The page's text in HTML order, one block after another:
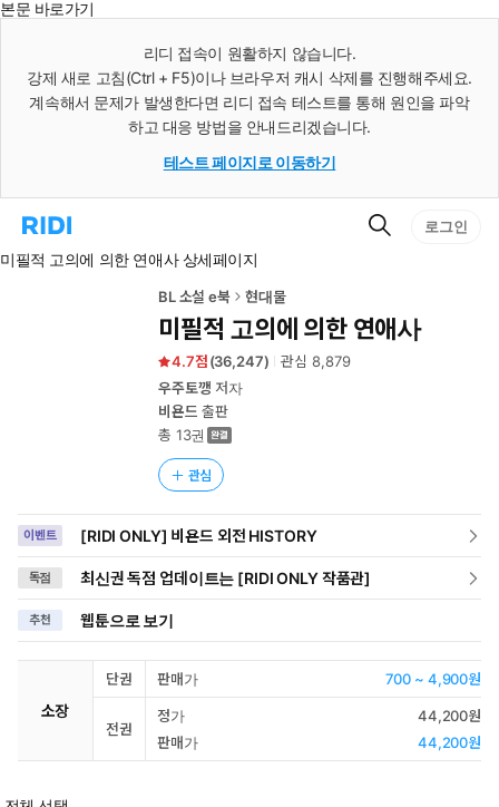
본문 바로가기
리디 접속이 원활하지 않습니다.
강제 새로 고침(Ctrl + F5)이나 브라우저 캐시 삭제를 진행해주세요.
계속해서 문제가 발생한다면 리디 접속 테스트를 통해 원인을 파악
하고 대응 방법을 안내드리겠습니다.
테스트 페이지로 이동하기
리
홈
검
로그인
미필적 고의에 의한 연애사 상세페이지
BL 소설 e북 현대물
미필적 고의에 의한 연애사
4.7 (36,247) 관심8,879
우주토깽 저자
비욘드 출판
총 13권
관심
이벤트 [RIDI ONLY] 비욘드 외전 HISTORY
독점 최신권 독점 업데이트는 [RIDI ONLY 작품관]
추천 웹툰으로 보기
소장
단권 판매가 700 ~ 4,900원
전권
정가
44,200원
판매가
44,200원